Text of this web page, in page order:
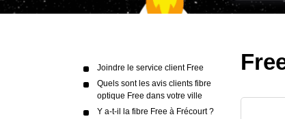
Joindre le service client Free
Quels sont les avis clients fibre
optique Free dans votre ville
Y a-t-il la fibre Free à Frécourt ?